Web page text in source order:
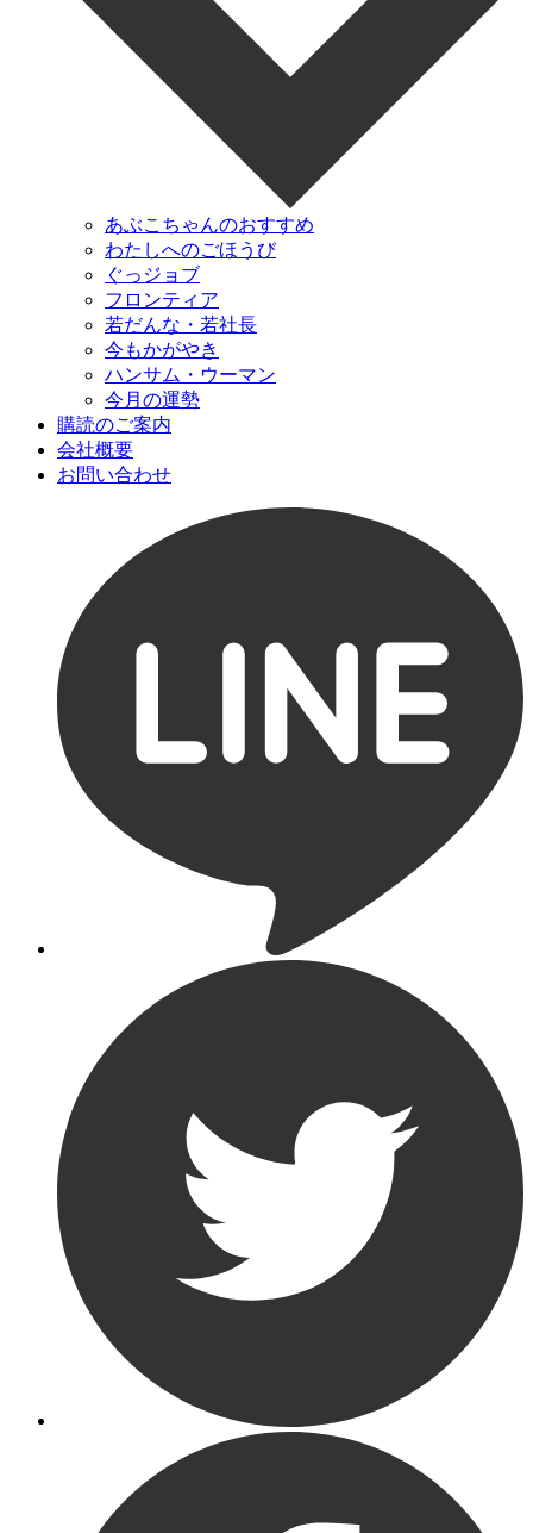
あぶこちゃんのおすすめ
わたしへのごほうび
ぐっジョブ
フロンティア
若だんな・若社長
今もかがやき
ハンサム・ウーマン
今月の運勢
購読のご案内
会社概要
お問い合わせ